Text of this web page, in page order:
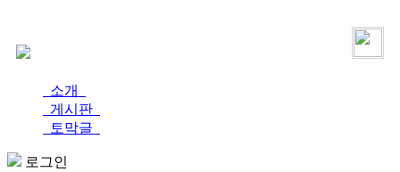
소개
게시판
토막글
로그인